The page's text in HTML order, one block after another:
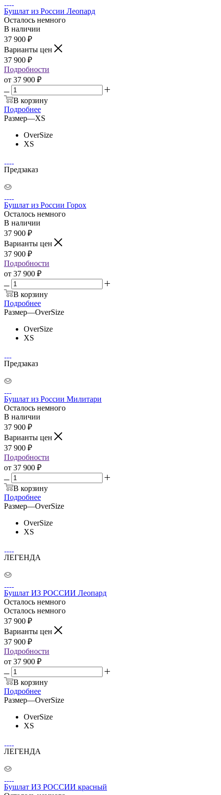
Бушлат из России Леопард
Осталось немного
В наличии
37 900 ₽
Варианты цен
37 900 ₽
Подробности
от 37 900 ₽
В корзину
Подробнее
Размер—XS
OverSize
XS
Предзаказ
Бушлат из России Горох
Осталось немного
В наличии
37 900 ₽
Варианты цен
37 900 ₽
Подробности
от 37 900 ₽
В корзину
Подробнее
Размер—OverSize
OverSize
XS
Предзаказ
Бушлат из России Милитари
Осталось немного
В наличии
37 900 ₽
Варианты цен
37 900 ₽
Подробности
от 37 900 ₽
В корзину
Подробнее
Размер—OverSize
OverSize
XS
ЛЕГЕНДА
Бушлат ИЗ РОССИИ Леопард
Осталось немного
Осталось немного
37 900 ₽
Варианты цен
37 900 ₽
Подробности
от 37 900 ₽
В корзину
Подробнее
Размер—OverSize
OverSize
XS
ЛЕГЕНДА
Бушлат ИЗ РОССИИ красный